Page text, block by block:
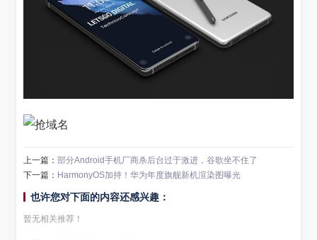
上一篇：部分Android手机厂商杀后台过于激进，谷歌坐不住了
下一篇： HarmonyOS加持！华为年度旗舰新机渲染图曝光
也许您对下面的内容还感兴趣：
暂无相关推荐！